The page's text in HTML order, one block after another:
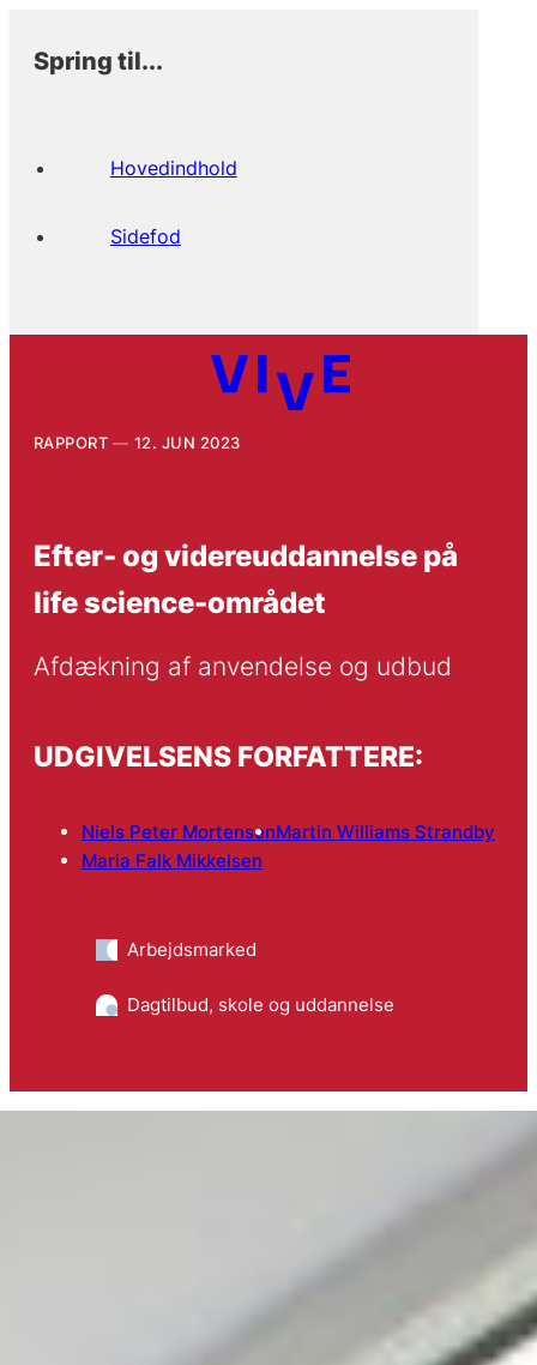
Spring til...
Hovedindhold
Sidefod
RAPPORT 12. JUN 2023
Efter- og videreuddannelse på
life science-området
Afdækning af anvendelse og udbud
UDGIVELSENS FORFATTERE:
Niels Peter MortensenMartin Williams Strandby
Maria Falk Mikkelsen
Arbejdsmarked
Dagtilbud, skole og uddannelse